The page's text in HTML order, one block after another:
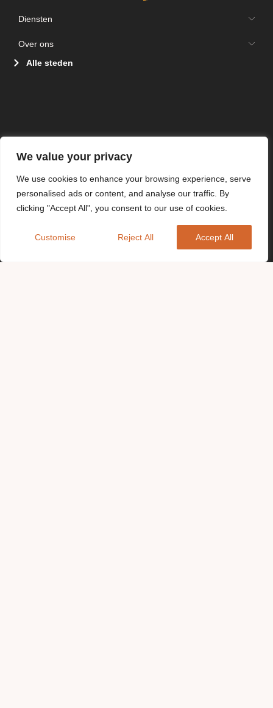
We value your privacy
We use cookies to enhance your browsing experience, serve
personalised ads or content, and analyse our traffic. By
clicking "Accept All", you consent to our use of cookies.
Customise Reject All Accept All
Diensten
Over ons
Alle steden